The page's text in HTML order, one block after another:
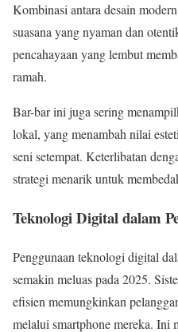
Kombinasi antara desain
suasana yang nyaman dan
pencahayaan yang lembut
ramah.
Bar-bar ini juga sering
lokal, yang menambah nilai
seni setempat. Keterlibatan
strategi menarik untuk
Teknologi Digital dalam
Penggunaan teknologi digital
semakin meluas pada 2025.
efisien memungkinkan
melalui smartphone mereka. Ini